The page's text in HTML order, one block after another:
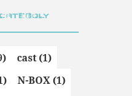
CATEGOLY
cast (1)
N-BOX (1)